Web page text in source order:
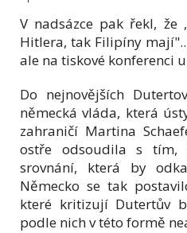
V nadsázce pak řekl, že
Hitlera, tak Filipíny
ale na tiskové konferenci
Do nejnovějších
německá vláda, která
zahraničí Martina
ostře odsoudila s tím,
srovnání, která by
Německo se tak
které kritizují Dutertův
podle nich v této formě